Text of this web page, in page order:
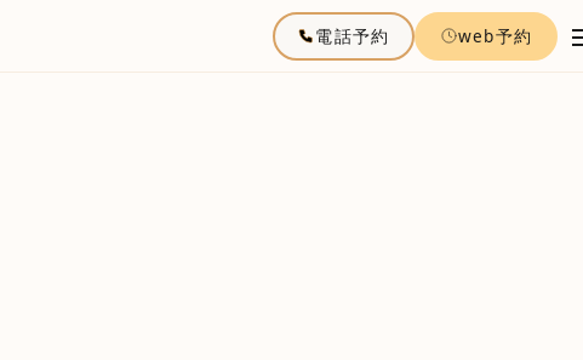
電話予約 web予約